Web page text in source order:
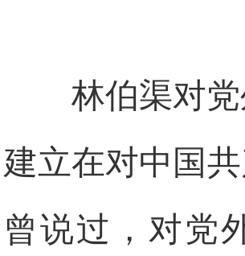
林伯渠对
建立在对中国
曾说过，对党